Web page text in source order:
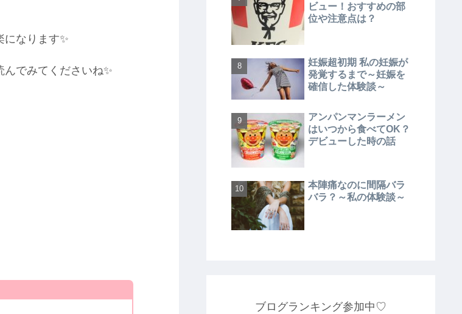
なります✨
でみてくださいね✨
ビュー！おすすめの部
位や注意点は？
妊娠超初期 私の妊娠が
発覚するまで～妊娠を
確信した体験談～
アンパンマンラーメン
はいつから食べてOK？
デビューした時の話
本陣痛なのに間隔バラ
バラ？～私の体験談～
ブログランキング参加中♡